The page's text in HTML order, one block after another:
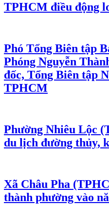
TPHCM điều động
Phó Tổng Biên tập
Phóng Nguyễn
đốc, Tổng Biên tập
TPHCM
Phường Nhiêu Lộc
du lịch đường thủy,
Xã Châu Pha
thành phường vào